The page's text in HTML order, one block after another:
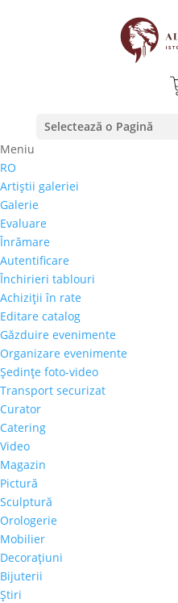
Selectează o Pagină
Meniu
RO
Artiştii galeriei
Galerie
Evaluare
Înrămare
Autentificare
Închirieri tablouri
Achiziţii în rate
Editare catalog
Găzduire evenimente
Organizare evenimente
Şedinţe foto-video
Transport securizat
Curator
Catering
Video
Magazin
Pictură
Sculptură
Orologerie
Mobilier
Decoraţiuni
Bijuterii
Ştiri
Prima pagină⚊Magazin
Ștefan
1.000,00
3 luni
6 luni
9 luni
12 luni
Cantitate
"Sirena"
Ţară de provenienţă
Romania
Religii